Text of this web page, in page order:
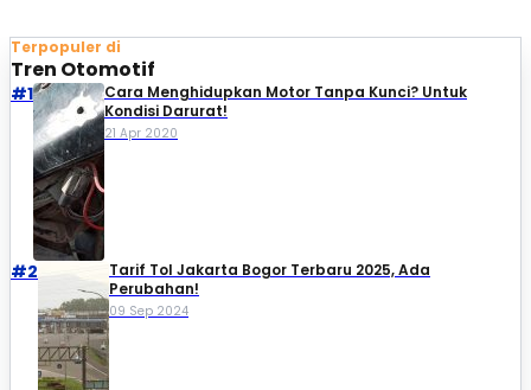
Terpopuler di
Tren Otomotif
#1
Cara Menghidupkan Motor Tanpa Kunci? Untuk
Kondisi Darurat!
21 Apr 2020
#2
Tarif Tol Jakarta Bogor Terbaru 2025, Ada
Perubahan!
09 Sep 2024